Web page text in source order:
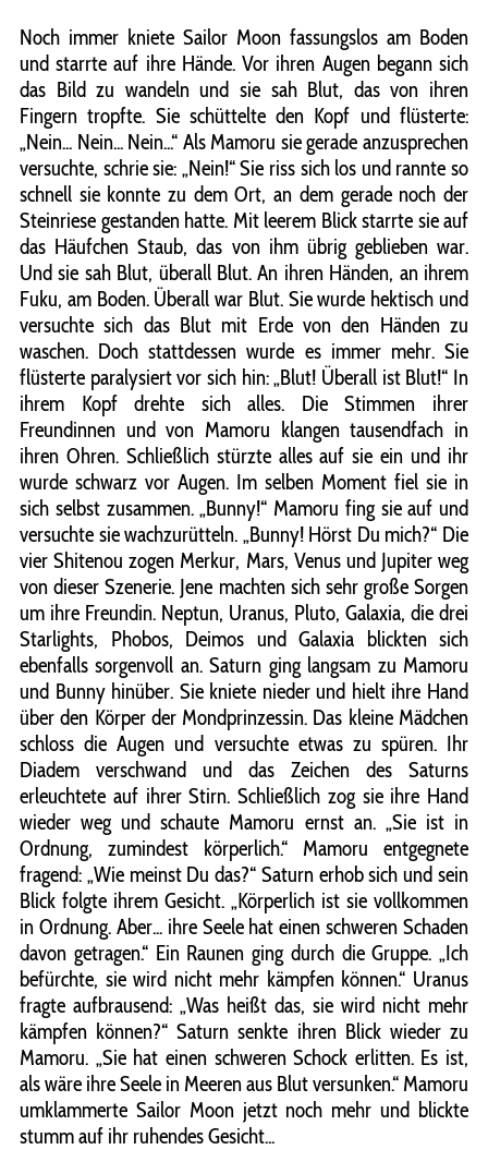
Noch immer kniete Sailor Moon fassungslos am Boden
und starrte auf ihre Hände. Vor ihren Augen begann sich
das Bild zu wandeln und sie sah Blut, das von ihren
Fingern tropfte. Sie schüttelte den Kopf und flüsterte:
„Nein... Nein... Nein...“ Als Mamoru sie gerade anzusprechen
versuchte, schrie sie: „Nein!“ Sie riss sich los und rannte so
schnell sie konnte zu dem Ort, an dem gerade noch der
Steinriese gestanden hatte. Mit leerem Blick starrte sie auf
das Häufchen Staub, das von ihm übrig geblieben war.
Und sie sah Blut, überall Blut. An ihren Händen, an ihrem
Fuku, am Boden. Überall war Blut. Sie wurde hektisch und
versuchte sich das Blut mit Erde von den Händen zu
waschen. Doch stattdessen wurde es immer mehr. Sie
flüsterte paralysiert vor sich hin: „Blut! Überall ist Blut!“ In
ihrem Kopf drehte sich alles. Die Stimmen ihrer
Freundinnen und von Mamoru klangen tausendfach in
ihren Ohren. Schließlich stürzte alles auf sie ein und ihr
wurde schwarz vor Augen. Im selben Moment fiel sie in
sich selbst zusammen. „Bunny!“ Mamoru fing sie auf und
versuchte sie wachzurütteln. „Bunny! Hörst Du mich?“ Die
vier Shitenou zogen Merkur, Mars, Venus und Jupiter weg
von dieser Szenerie. Jene machten sich sehr große Sorgen
um ihre Freundin. Neptun, Uranus, Pluto, Galaxia, die drei
Starlights, Phobos, Deimos und Galaxia blickten sich
ebenfalls sorgenvoll an. Saturn ging langsam zu Mamoru
und Bunny hinüber. Sie kniete nieder und hielt ihre Hand
über den Körper der Mondprinzessin. Das kleine Mädchen
schloss die Augen und versuchte etwas zu spüren. Ihr
Diadem verschwand und das Zeichen des Saturns
erleuchtete auf ihrer Stirn. Schließlich zog sie ihre Hand
wieder weg und schaute Mamoru ernst an. „Sie ist in
Ordnung, zumindest körperlich.“ Mamoru entgegnete
fragend: „Wie meinst Du das?“ Saturn erhob sich und sein
Blick folgte ihrem Gesicht. „Körperlich ist sie vollkommen
in Ordnung. Aber... ihre Seele hat einen schweren Schaden
davon getragen.“ Ein Raunen ging durch die Gruppe. „Ich
befürchte, sie wird nicht mehr kämpfen können.“ Uranus
fragte aufbrausend: „Was heißt das, sie wird nicht mehr
kämpfen können?“ Saturn senkte ihren Blick wieder zu
Mamoru. „Sie hat einen schweren Schock erlitten. Es ist,
als wäre ihre Seele in Meeren aus Blut versunken.“ Mamoru
umklammerte Sailor Moon jetzt noch mehr und blickte
stumm auf ihr ruhendes Gesicht...